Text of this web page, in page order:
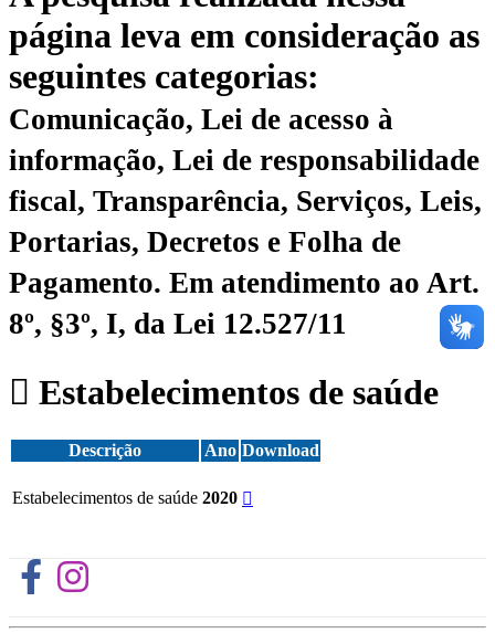
página leva em consideração as
seguintes categorias:
Comunicação, Lei de acesso à
informação, Lei de responsabilidade
fiscal, Transparência, Serviços, Leis,
Portarias, Decretos e Folha de
Pagamento. Em atendimento ao Art.
8º, §3º, I, da Lei 12.527/11
Estabelecimentos de saúde
Descrição Ano Download
Estabelecimentos de saúde 2020